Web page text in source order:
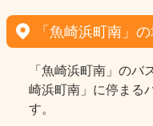
「魚崎浜町南」
「魚崎浜町南」の
崎浜町南」に停まる
す。